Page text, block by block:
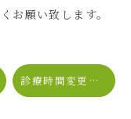
お願い致します。
診療時間変更に関して